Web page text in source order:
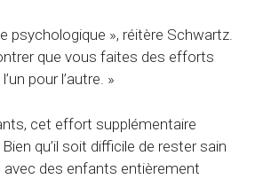
psychologique », réitère Schwartz.
que vous faites des efforts
pour l’autre. »
cet effort supplémentaire
qu’il soit difficile de rester sain
avec des enfants entièrement